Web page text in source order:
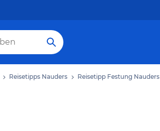
Reisetipps Nauders Reisetipp Festung Nauders